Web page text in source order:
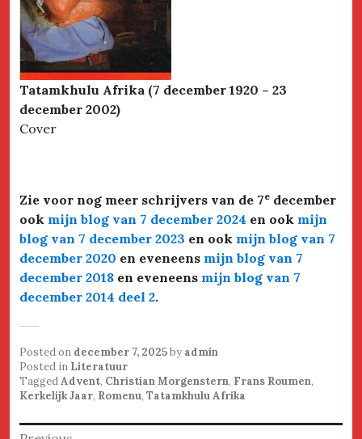
Tatamkhulu Afrika (7 december 1920 – 23
december 2002)
Cover
Zie voor nog meer schrijvers van de 7e december
ook mijn blog van 7 december 2024 en ook mijn
blog van 7 december 2023 en ook mijn blog van 7
december 2020 en eveneens mijn blog van 7
december 2018 en eveneens mijn blog van 7
december 2014 deel 2.
Posted on december 7, 2025by admin
Posted in Literatuur
TaggedAdvent, Christian Morgenstern, Frans Roumen,
Kerkelijk Jaar, Romenu, Tatamkhulu Afrika